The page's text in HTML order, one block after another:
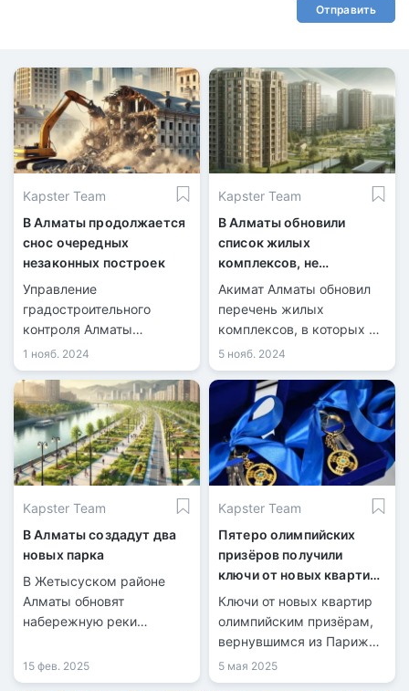
Отправить
Kapster Team
В Алматы продолжается
снос очередных
незаконных построек
Управление
градостроительного
контроля Алматы
продолжает снос
незаконных построек,
возведённых с
нарушениями. Очередная
проверка выявила
нарушения в
строительстве объектов.
1 нояб. 2024
Kapster Team
В Алматы обновили
список жилых
комплексов, не
рекомендованных для
Акимат Алматы обновил
перечень жилых
комплексов, в которых не
рекомендуется
приобретать . На данный
момент в списке числятся
36 объектов.
5 нояб. 2024
Kapster Team
В Алматы создадут два
новых парка
В Жетысуском районе
Алматы обновят
набережную реки
15 фев. 2025
Kapster Team
Пятеро олимпийских
призёров получили
ключи от новых квартир
в Алматы
Ключи от новых квартир
олимпийским призёрам,
вернувшимся из Парижа,
вручил заместитель
акима Алматы Бейбут
5 мая 2025